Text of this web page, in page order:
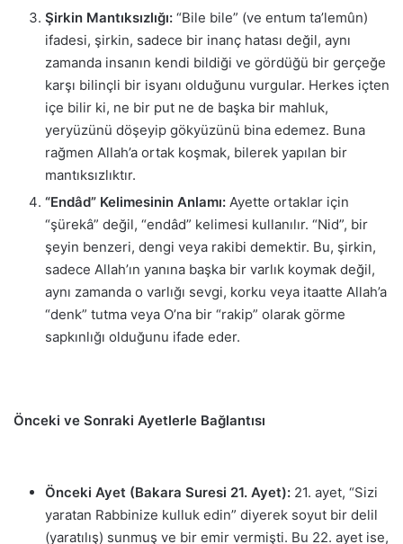
Şirkin Mantıksızlığı: “Bile bile” (ve entum ta’lemûn)
ifadesi, şirkin, sadece bir inanç hatası değil, aynı
zamanda insanın kendi bildiği ve gördüğü bir gerçeğe
karşı bilinçli bir isyanı olduğunu vurgular. Herkes içten
içe bilir ki, ne bir put ne de başka bir mahluk,
yeryüzünü döşeyip gökyüzünü bina edemez. Buna
rağmen Allah’a ortak koşmak, bilerek yapılan bir
mantıksızlıktır.
“Endâd” Kelimesinin Anlamı: Ayette ortaklar için
“şürekâ” değil, “endâd” kelimesi kullanılır. “Nid”, bir
şeyin benzeri, dengi veya rakibi demektir. Bu, şirkin,
sadece Allah’ın yanına başka bir varlık koymak değil,
aynı zamanda o varlığı sevgi, korku veya itaatte Allah’a
“denk” tutma veya O’na bir “rakip” olarak görme
sapkınlığı olduğunu ifade eder.
Önceki ve Sonraki Ayetlerle Bağlantısı
Önceki Ayet (Bakara Suresi 21. Ayet): 21. ayet, “Sizi
yaratan Rabbinize kulluk edin” diyerek soyut bir delil
(yaratılış) sunmuş ve bir emir vermişti. Bu 22. ayet ise,